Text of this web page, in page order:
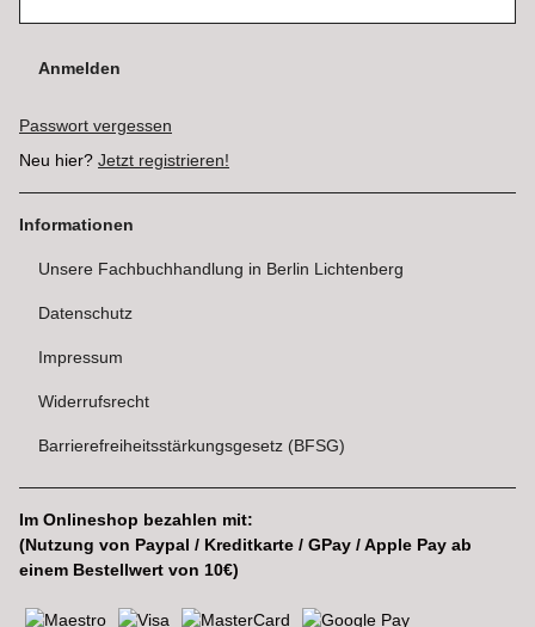
Anmelden
Passwort vergessen
Neu hier? Jetzt registrieren!
Informationen
Unsere Fachbuchhandlung in Berlin Lichtenberg
Datenschutz
Impressum
Widerrufsrecht
Barrierefreiheitsstärkungsgesetz (BFSG)
Im Onlineshop bezahlen mit:
(Nutzung von Paypal / Kreditkarte / GPay / Apple Pay ab
einem Bestellwert von 10€)